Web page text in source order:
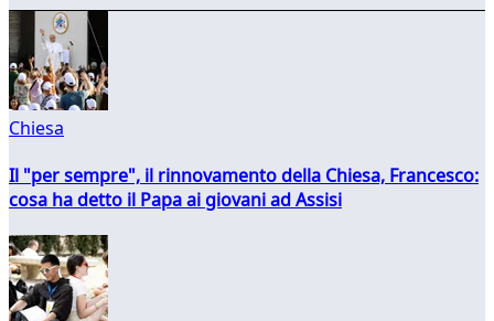
Chiesa
Il "per sempre", il rinnovamento della Chiesa, Francesco:
cosa ha detto il Papa ai giovani ad Assisi